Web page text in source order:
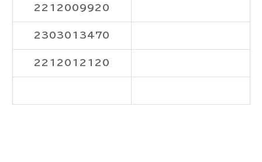
2212009920
2303013470
2212012120